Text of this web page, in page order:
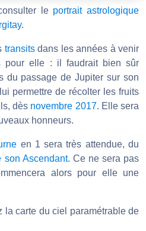
le portrait astrologique
.
transitsdans les années à venir
pour elle : il faudrait bien sûr
du passage de Jupiter sur son
permettre de récolter les fruits
dès novembre 2017. Elle sera
honneurs.
en 1 sera très attendue, du
son Ascendant. Ce ne sera pas
alors pour elle une
la carte du ciel paramétrable de